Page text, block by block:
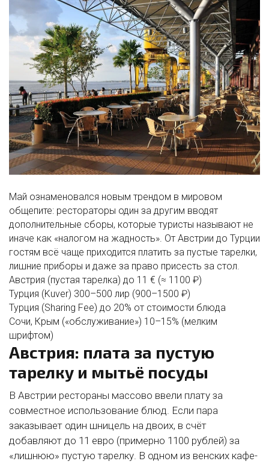
Май ознаменовался новым трендом в мировом
общепите: рестораторы один за другим вводят
дополнительные сборы, которые туристы называют не
иначе как «налогом на жадность». От Австрии до Турции
гостям всё чаще приходится платить за пустые тарелки,
лишние приборы и даже за право присесть за стол.
Австрия (пустая тарелка) до 11 € (≈ 1100 ₽)
Турция (Kuver) 300–500 лир (900–1500 ₽)
Турция (Sharing Fee) до 20% от стоимости блюда
Сочи, Крым («обслуживание») 10–15% (мелким
шрифтом)
Австрия: плата за пустую
тарелку и мытьё посуды
В Австрии рестораны массово ввели плату за
совместное использование блюд. Если пара
заказывает один шницель на двоих, в счёт
добавляют до 11 евро (примерно 1100 рублей) за
«лишнюю» пустую тарелку. В одном из венских кафе-